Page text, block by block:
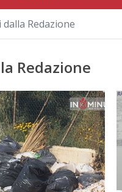
dalla Redazione
Redazione